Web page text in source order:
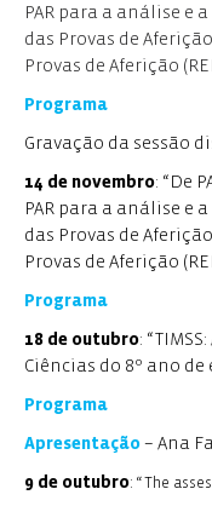
PAR para a análise e
das Provas de
Provas de Aferição
Programa
Gravação da sessão
14 de novembro: “De
PAR para a análise e
das Provas de
Provas de Aferição
Programa
18 de outubro:
Ciências do 8º ano de
Programa
Apresentação – Ana
9 de outubro: “The